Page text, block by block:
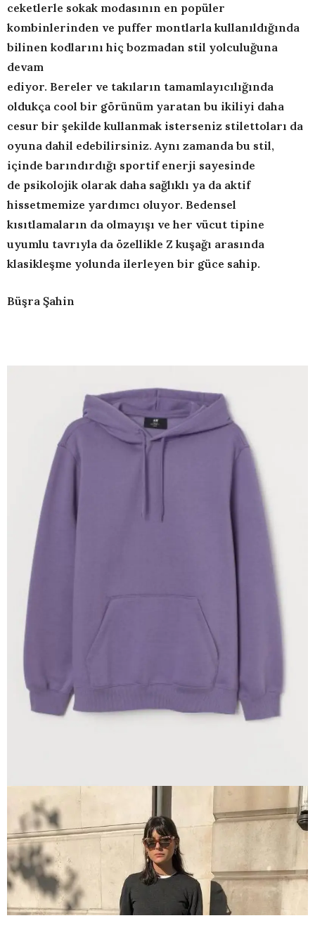
ceketlerle sokak modasının en populer
kombinlerinden ve puffer montlarla kullanıldığında
bilinen kodlarını hiç bozmadan stil yolculuğuna
devam
ediyor. Bereler ve takıların tamamlayıcılığında
oldukça cool bir görünüm yaratan bu ikiliyi daha
cesur bir şekilde kullanmak isterseniz stilettoları da
oyuna dahil edebilirsiniz. Aynı zamanda bu stil,
içinde barındırdığı sportif enerji sayesinde
de psikolojik olarak daha sağlıklı ya da aktif
hissetmemize yardımcı oluyor. Bedensel
kısıtlamaların da olmayışı ve her vücut tipine
uyumlu tavrıyla da özellikle Z kuşağı arasında
klasikleşme yolunda ilerleyen bir güce sahip.
Büşra Şahin